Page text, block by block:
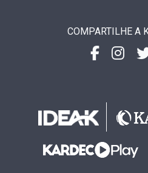
COMPARTILHE A